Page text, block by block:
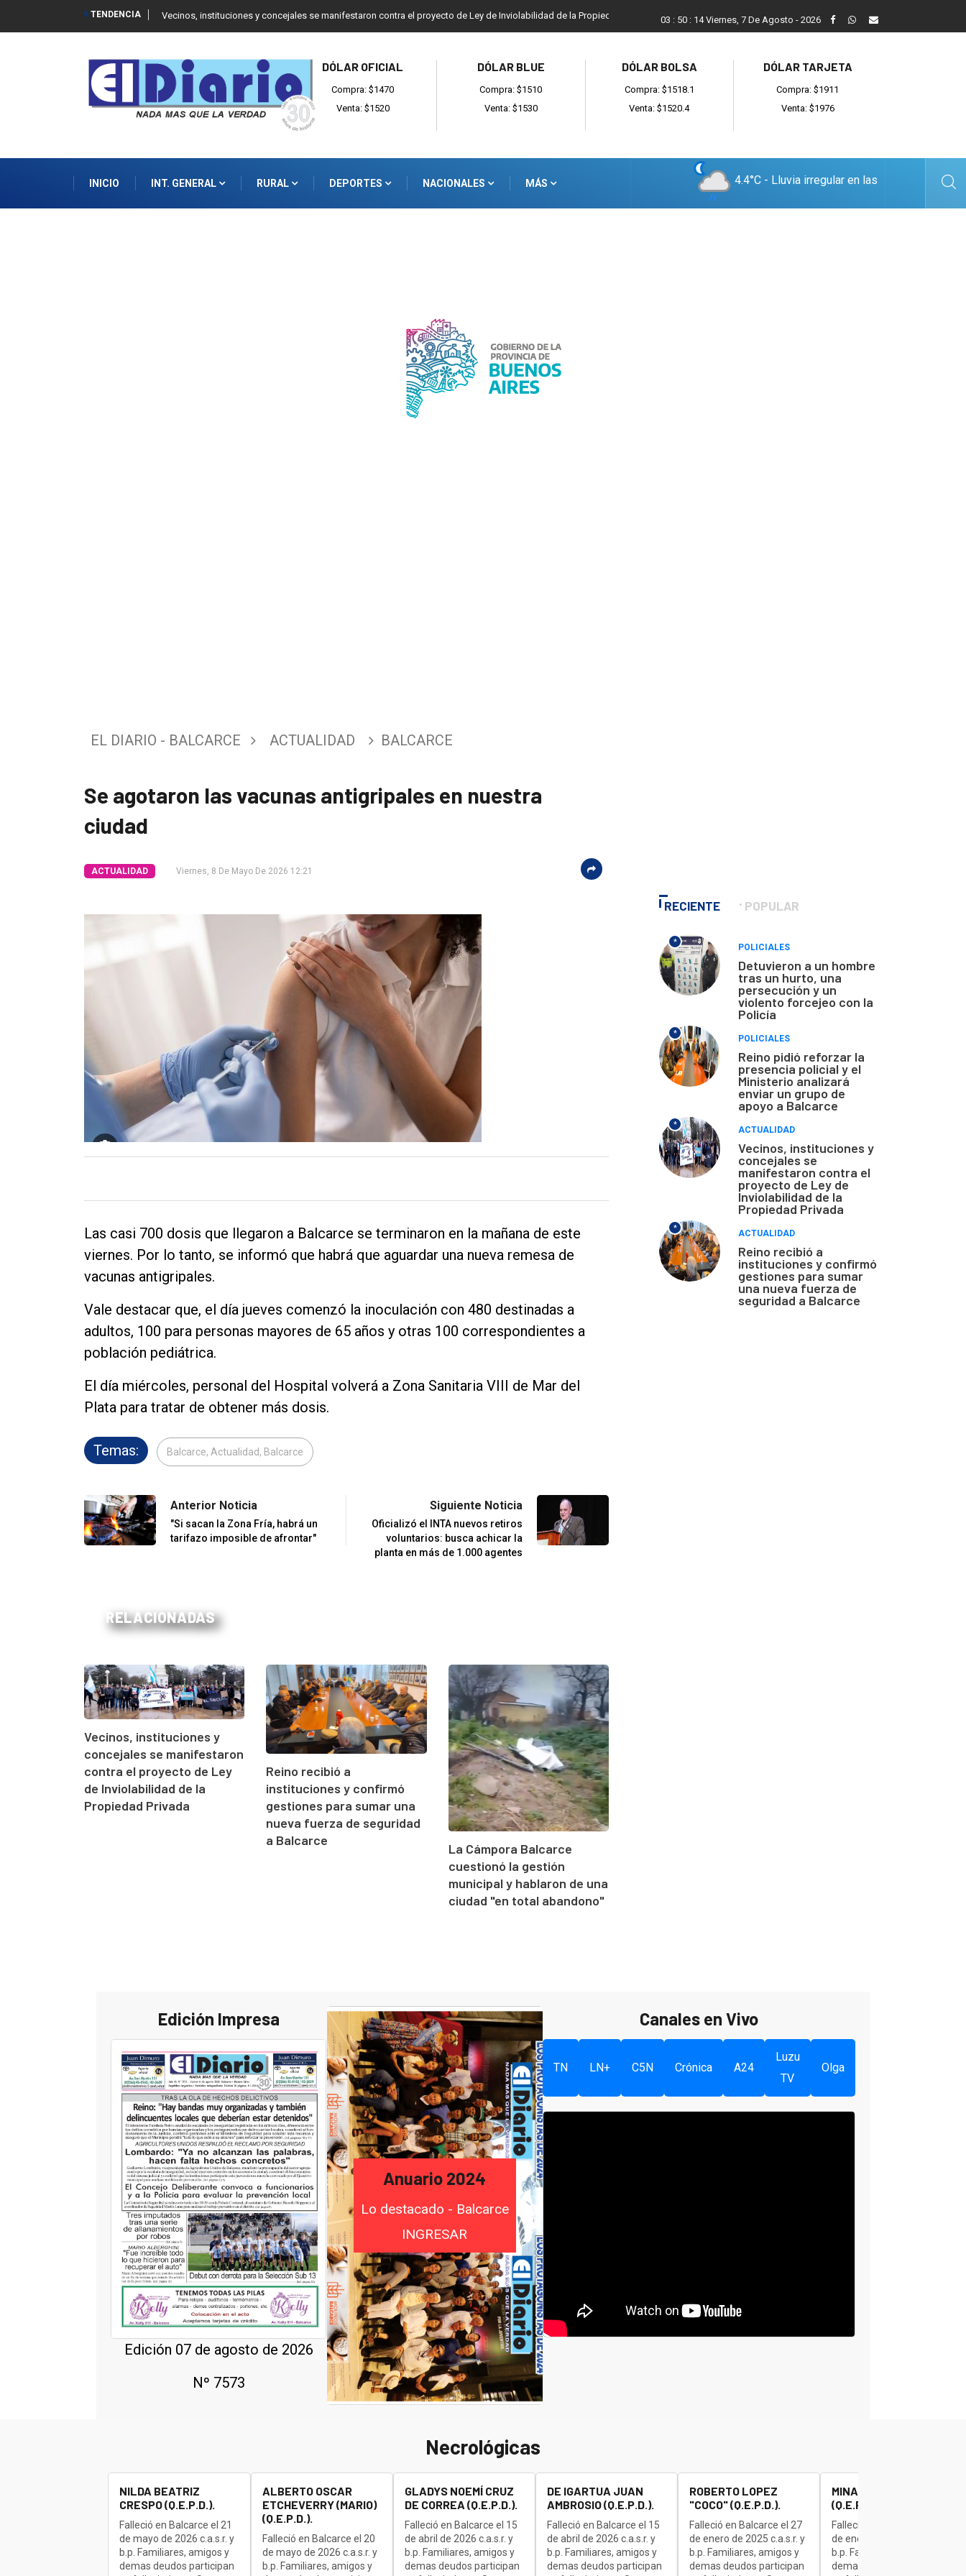
TENDENCIA Vecinos, instituciones y concejales se manifestaron contra el proyecto de Ley de Inviolabilidad de la Propiedad Privada Reino recibió a instituciones y confirmó gestiones para
03 : 50 : 15 Viernes, 7 De Agosto - 2026
DÓLAR OFICIAL
Compra: $1470
Venta: $1520
DÓLAR BLUE
Compra: $1510
Venta: $1530
DÓLAR BOLSA
Compra: $1518.1
Venta: $1520.4
DÓLAR TARJETA
Compra: $1911
Venta: $1976
INICIO INT. GENERAL RURAL DEPORTES NACIONALES MÁS 4.4°C - Lluvia irregular en las
Entrevistas
Fúnebres
EL DIARIO - BALCARCE ACTUALIDAD BALCARCE
Se agotaron las vacunas antigripales en nuestra
ciudad
ACTUALIDAD Viernes, 8 De Mayo De 2026 12:21
Las casi 700 dosis que llegaron a Balcarce se terminaron en la mañana de este
viernes. Por lo tanto, se informó que habrá que aguardar una nueva remesa de
vacunas antigripales.
Vale destacar que, el día jueves comenzó la inoculación con 480 destinadas a
adultos, 100 para personas mayores de 65 años y otras 100 correspondientes a
población pediátrica.
El día miércoles, personal del Hospital volverá a Zona Sanitaria VIII de Mar del
Plata para tratar de obtener más dosis.
Temas: Balcarce, Actualidad, Balcarce
Anterior Noticia
"Si sacan la Zona Fría, habrá un
tarifazo imposible de afrontar"
Siguiente Noticia
Oficializó el INTA nuevos retiros
voluntarios: busca achicar la
planta en más de 1.000 agentes
RELACIONADAS
Vecinos, instituciones y
concejales se manifestaron
contra el proyecto de Ley
de Inviolabilidad de la
Propiedad Privada
Reino recibió a
instituciones y confirmó
gestiones para sumar una
nueva fuerza de seguridad
a Balcarce
La Cámpora Balcarce
cuestionó la gestión
municipal y hablaron de una
ciudad "en total abandono"
RECIENTE POPULAR
*
POLICIALES
Detuvieron a un hombre
tras un hurto, una
persecución y un
violento forcejeo con la
Policía
*
POLICIALES
Reino pidió reforzar la
presencia policial y el
Ministerio analizará
enviar un grupo de
apoyo a Balcarce
*
ACTUALIDAD
Vecinos, instituciones y
concejales se
manifestaron contra el
proyecto de Ley de
Inviolabilidad de la
Propiedad Privada
*
ACTUALIDAD
Reino recibió a
instituciones y confirmó
gestiones para sumar
una nueva fuerza de
seguridad a Balcarce
Edición Impresa
Edición 07 de agosto de 2026
Nº 7573
Anuario 2024
Lo destacado - Balcarce
INGRESAR
Canales en Vivo
TN LN+ C5N Crónica A24
Luzu
TV
Olga
Necrológicas
NILDA BEATRIZ
CRESPO (Q.E.P.D.).
Falleció en Balcarce el 21
de mayo de 2026 c.a.s.r. y
b.p. Familiares, amigos y
demas deudos participan
ALBERTO OSCAR
ETCHEVERRY (MARIO)
(Q.E.P.D.).
Falleció en Balcarce el 20
de mayo de 2026 c.a.s.r. y
b.p. Familiares, amigos y
GLADYS NOEMÍ CRUZ
DE CORREA (Q.E.P.D.).
Falleció en Balcarce el 15
de abril de 2026 c.a.s.r. y
b.p. Familiares, amigos y
demas deudos participan
DE IGARTUA JUAN
AMBROSIO (Q.E.P.D.).
Falleció en Balcarce el 15
de abril de 2026 c.a.s.r. y
b.p. Familiares, amigos y
demas deudos participan
ROBERTO LOPEZ
"COCO" (Q.E.P.D.).
Falleció en Balcarce el 27
de enero de 2025 c.a.s.r. y
b.p. Familiares, amigos y
demas deudos participan
MINAUDO JOSE "BETA"
(Q.E.P.D.).
Falleció en Balcarce el 27
de enero de 2025 c.a.s.r. y
b.p. Familiares, amigos y
demas deudos participan